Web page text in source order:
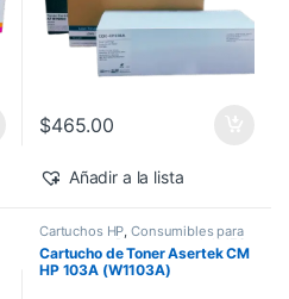
$465.00
Añadir a la lista
Cartuchos HP,Consumibles para
Impresoras , Descuentos del MES,
Genéricos HP ,Toner Asertek
Cartucho de Toner Asertek CM
HP 103A (W1103A)